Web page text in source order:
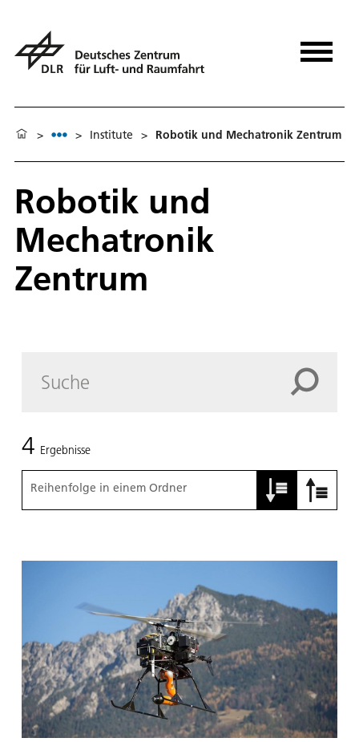
> > Institute > Robotik und Mechatronik Zentrum
Robotik und
Mechatronik
Zentrum
4 Ergebnisse
Reihenfolge in einem Ordner